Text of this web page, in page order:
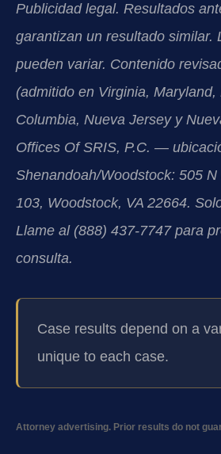
Publicidad legal. Resultados
garantizan un resultado similar.
pueden variar. Contenido
(admitido en Virginia, Maryland,
Columbia, Nueva Jersey y
Offices Of SRIS, P.C. —
Shenandoah/Woodstock: 505
103, Woodstock, VA 22664.
Llame al (888) 437-7747 para
consulta.
Case results depend on a
unique to each case.
Attorney advertising. Prior results do not